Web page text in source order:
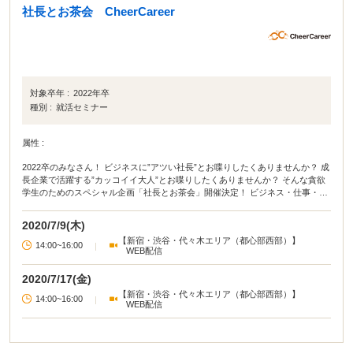
社長とお茶会 CheerCareer
対象卒年 : 2022年卒
種別 : 就活セミナー
属性 :
2022卒のみなさん！ ビジネスに”アツい社長”とお喋りしたくありませんか？ 成
長企業で活躍する”カッコイイ大人”とお喋りしたくありませんか？ そんな貪欲
学生のためのスペシャル企画「社長とお茶会」開催決定！ ビジネス・仕事・夢
を飲みながら、 ビジネスの話や将来の夢について語り合いましょう！ ・ビジネ
スについて詳しく知りたい ・企業の成長方法について詳しく聞きたい ・今成長
している企業の社長に質問したい ・将来について語り合いたい 本企画は成長企
業の社長・役員・人事に質問できる貴重な機会。 世の中で一番熱量の高い”社
人のビジネスマインドを知り、新しい価値観や職業観を獲得してください！
2020/7/9(木)
14:00~16:00 |
【新宿・渋谷・代々木エリア（都心部西部）】
WEB配信
2020/7/17(金)
14:00~16:00 |
【新宿・渋谷・代々木エリア（都心部西部）】
WEB配信